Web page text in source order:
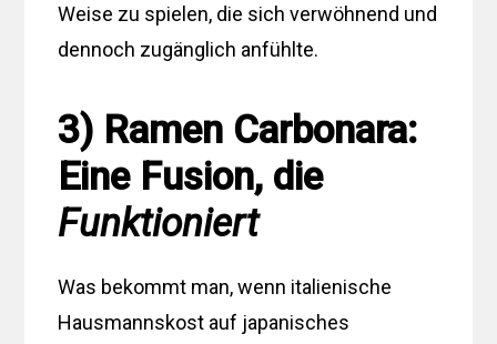
Weise zu spielen, die sich verwöhnend und
dennoch zugänglich anfühlte.
3) Ramen Carbonara:
Eine Fusion, die
Funktioniert
Was bekommt man, wenn italienische
Hausmannskost auf japanisches